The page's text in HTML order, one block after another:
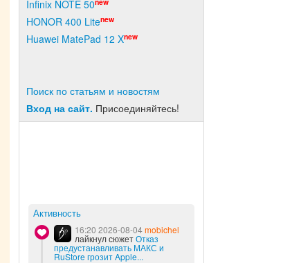
Infinix NOTE 50
HONOR 400 Litenew
Huawei MatePad 12 Xnew
Поиск по статьям и новостям
Вход на сайт. Присоединяйтесь!
Активность
16:20 2026-08-04mobichel
лайкнул сюжетОтказ
предустанавливать МАКС и
RuStore грозит Apple...